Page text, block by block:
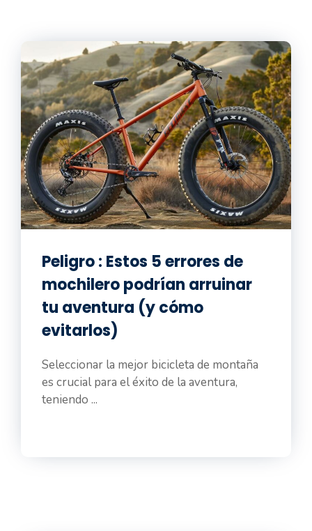
Peligro : Estos 5 errores de
mochilero podrían arruinar
tu aventura (y cómo
evitarlos)
Seleccionar la mejor bicicleta de montaña
es crucial para el éxito de la aventura,
teniendo ...